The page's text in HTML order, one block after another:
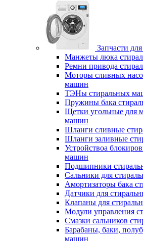
Запчасти
Манжеты люка
Ремни привода
Моторы сливных
машин
ТЭНы стиральных
Пружины бака
Щетки угольные для
машин
Шланги сливные
Шланги заливные
Устройствоа
машин
Подшипники
Сальники для
Амортизаторы бака
Датчики для
Клапаны для
Модули управления
Смазки сальников
Барабаны, баки,
машин